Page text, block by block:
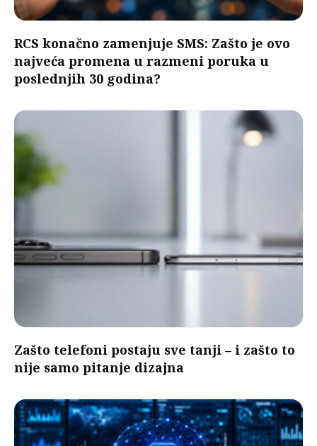
RCS konačno zamenjuje SMS: Zašto je ovo
najveća promena u razmeni poruka u
poslednjih 30 godina?
Zašto telefoni postaju sve tanji – i zašto to
nije samo pitanje dizajna